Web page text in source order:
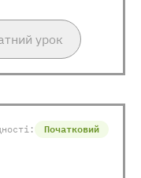
урок
Початковий